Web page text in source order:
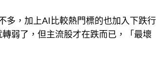
多，加上AI比較熱門標的也加入下跌行
弱了，但主流股才在跌而已，「最壞